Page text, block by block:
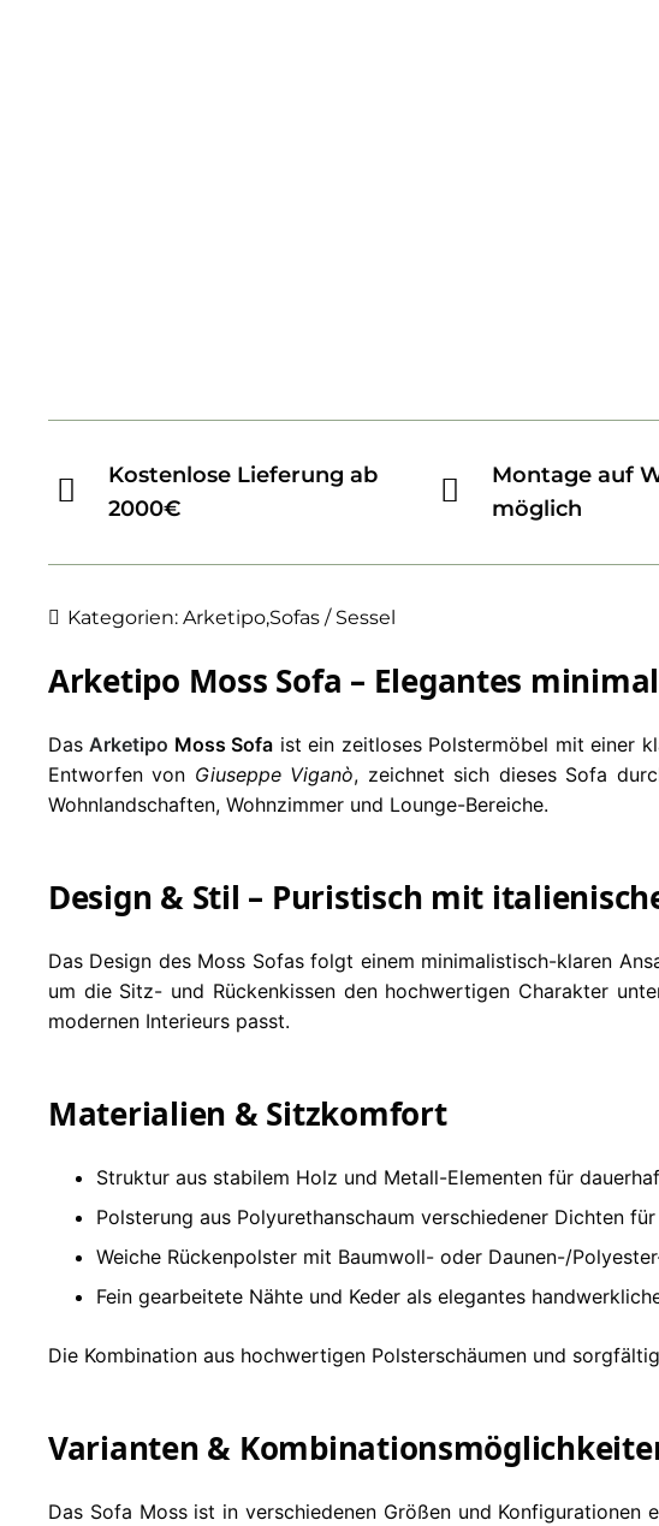
Kostenlose Lieferung ab
2000€
Montage auf
möglich
Kategorien:Arketipo,Sofas / Sessel
Arketipo Moss Sofa – Elegantes
Das Arketipo Moss Sofa ist ein zeitloses Polstermöbel mit einer
Entworfen von Giuseppe Viganò, zeichnet sich dieses Sofa
Wohnlandschaften, Wohnzimmer und Lounge-Bereiche.
Design & Stil – Puristisch mit
Das Design des Moss Sofas folgt einem minimalistisch-klaren
um die Sitz- und Rückenkissen den hochwertigen Charakter
modernen Interieurs passt.
Materialien & Sitzkomfort
Struktur aus stabilem Holz und Metall-Elementen für
Polsterung aus Polyurethanschaum verschiedener Dichten
Weiche Rückenpolster mit Baumwoll- oder Daunen-/
Fein gearbeitete Nähte und Keder als elegantes
Die Kombination aus hochwertigen Polsterschäumen und
Varianten &
Das Sofa Moss ist in verschiedenen Größen und